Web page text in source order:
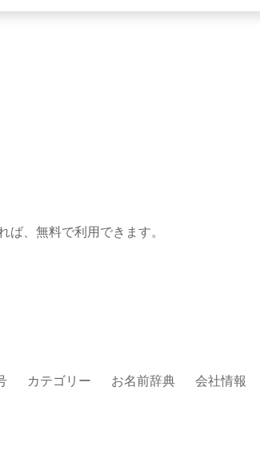
、無料で利用できます。
カテゴリー お名前辞典 会社情報